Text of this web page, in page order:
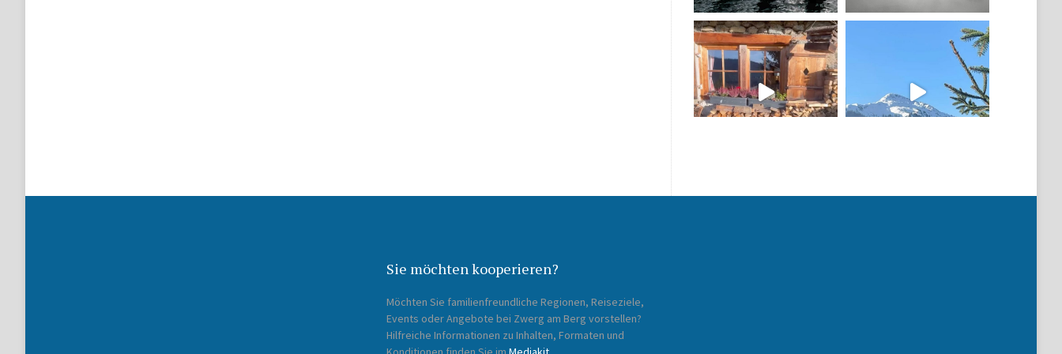
Sie möchten kooperieren?
Möchten Sie familienfreundliche Regionen, Reiseziele,
Events oder Angebote bei Zwerg am Berg vorstellen?
Hilfreiche Informationen zu Inhalten, Formaten und